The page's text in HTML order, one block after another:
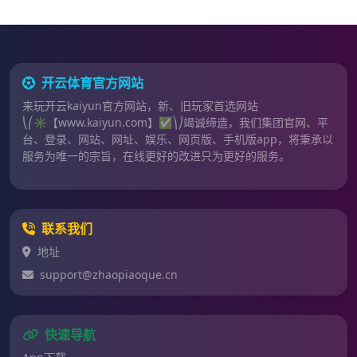
开云体育官方网站
来玩开云kaiyun官方网站，新、旧玩家首选网站
⎝⎛✳️【www.kaiyun.com】✅⎞⎠竭诚缔造，我们集团官网、平
台、登录、网站、网址、娱乐、网页版、手机版app，将秉承以
服务为唯一的宗旨，在线更好的改进只为更好的服务。
联系我们
地址
support@zhaopiaoque.cn
快速导航